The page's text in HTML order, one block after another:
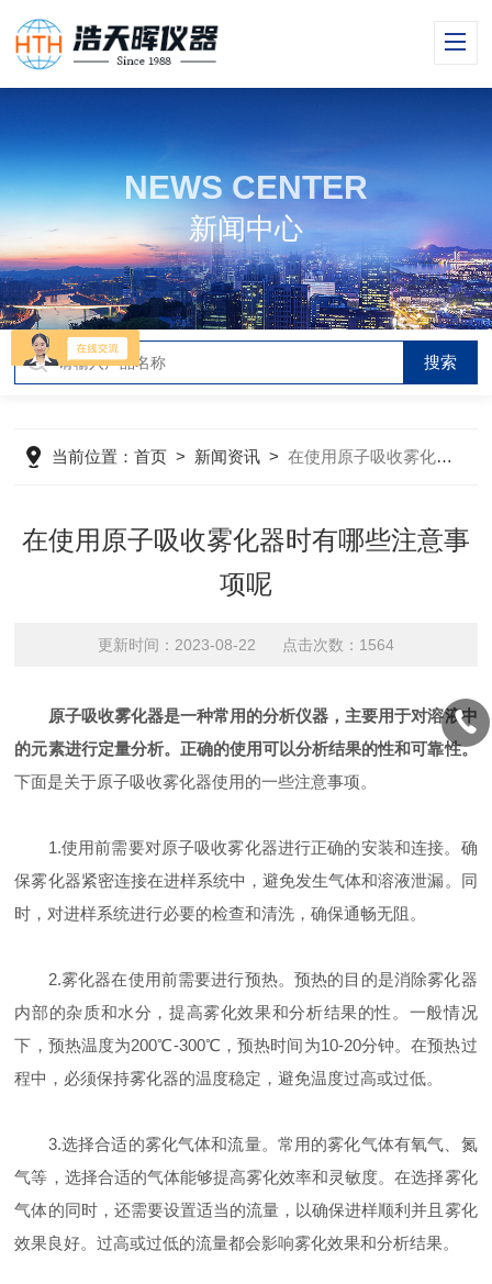
NEWS CENTER
新闻中心
当前位置：首页 > 新闻资讯 >在使用原子吸收雾化器时有哪些注意事项呢
在使用原子吸收雾化器时有哪些注意事
项呢
更新时间：2023-08-22 点击次数：1564
原子吸收雾化器是一种常用的分析仪器，主要用于对溶液中
的元素进行定量分析。正确的使用可以分析结果的性和可靠性。
下面是关于原子吸收雾化器使用的一些注意事项。
1.使用前需要对原子吸收雾化器进行正确的安装和连接。确
保雾化器紧密连接在进样系统中，避免发生气体和溶液泄漏。同
时，对进样系统进行必要的检查和清洗，确保通畅无阻。
2.雾化器在使用前需要进行预热。预热的目的是消除雾化器
内部的杂质和水分，提高雾化效果和分析结果的性。一般情况
下，预热温度为200℃-300℃，预热时间为10-20分钟。在预热过
程中，必须保持雾化器的温度稳定，避免温度过高或过低。
3.选择合适的雾化气体和流量。常用的雾化气体有氧气、氮
气等，选择合适的气体能够提高雾化效率和灵敏度。在选择雾化
气体的同时，还需要设置适当的流量，以确保进样顺利并且雾化
效果良好。过高或过低的流量都会影响雾化效果和分析结果。